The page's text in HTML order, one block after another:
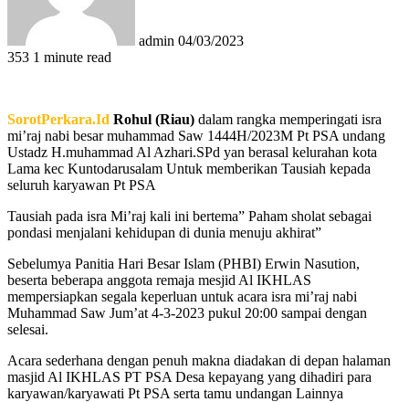
admin 04/03/2023
353 1 minute read
SorotPerkara.Id Rohul (Riau) dalam rangka memperingati isra
mi’raj nabi besar muhammad Saw 1444H/2023M Pt PSA undang
Ustadz H.muhammad Al Azhari.SPd yan berasal kelurahan kota
Lama kec Kuntodarusalam Untuk memberikan Tausiah kepada
seluruh karyawan Pt PSA
Tausiah pada isra Mi’raj kali ini bertema” Paham sholat sebagai
pondasi menjalani kehidupan di dunia menuju akhirat”
Sebelumya Panitia Hari Besar Islam (PHBI) Erwin Nasution,
beserta beberapa anggota remaja mesjid Al IKHLAS
mempersiapkan segala keperluan untuk acara isra mi’raj nabi
Muhammad Saw Jum’at 4-3-2023 pukul 20:00 sampai dengan
selesai.
Acara sederhana dengan penuh makna diadakan di depan halaman
masjid Al IKHLAS PT PSA Desa kepayang yang dihadiri para
karyawan/karyawati Pt PSA serta tamu undangan Lainnya